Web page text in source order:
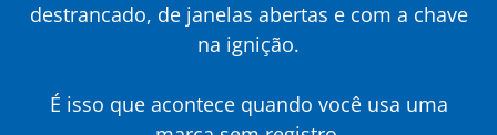
destrancado, de janelas abertas e com a chave
na ignição.
É isso que acontece quando você usa uma